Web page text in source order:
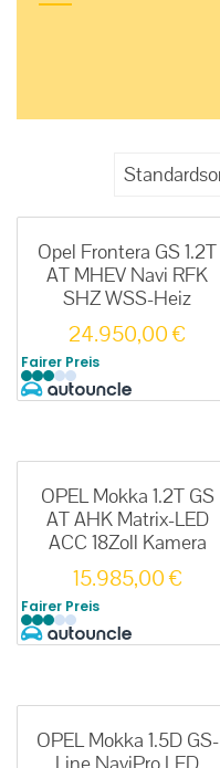
Opel Frontera GS 1.2T
AT MHEV Navi RFK
SHZ WSS-Heiz
24.950,00€
Fairer Preis
OPEL Mokka 1.2T GS
AT AHK Matrix-LED
ACC 18Zoll Kamera
15.985,00€
Fairer Preis
OPEL Mokka 1.5D GS-
Line NaviPro LED